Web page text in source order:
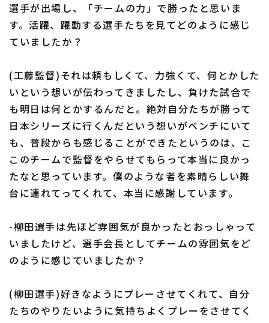
選手が出場し、「チームの力」で勝ったと思いま
す。活躍、躍動する選手たちを見てどのように感じ
ていましたか？
(工藤監督)それは頼もしくて、力強くて、何とかした
いという想いが伝わってきましたし、負けた試合で
も明日は何とかするんだと。絶対自分たちが勝って
日本シリーズに行くんだという想いがベンチにいて
も、普段からも感じることができたというのは、こ
このチームで監督をやらせてもらって本当に良かっ
たなと思っています。僕のような者を素晴らしい舞
台に連れてってくれて、本当に感謝しています。
-柳田選手は先ほど雰囲気が良かったとおっしゃって
いましたけど、選手会長としてチームの雰囲気をど
のように感じていましたか？
(柳田選手)好きなようにプレーさせてくれて、自分
たちのやりたいように気持ちよくプレーをさせてく